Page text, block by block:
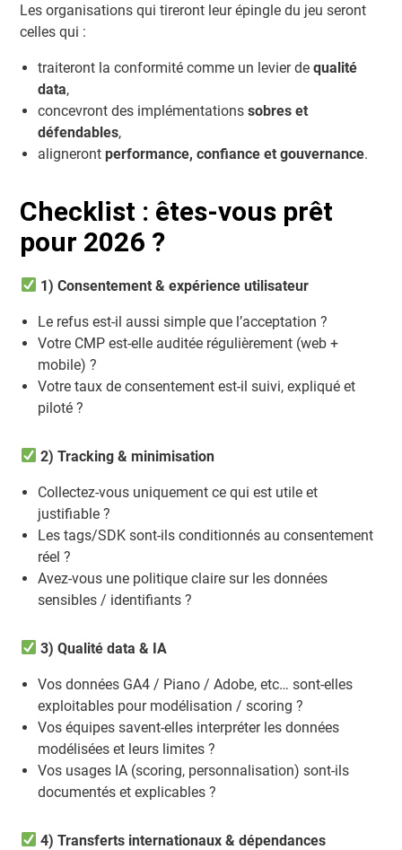
Les organisations qui tireront leur épingle du jeu seront
celles qui :
traiteront la conformité comme un levier dequalité
data,
concevront des implémentationssobres et
défendables,
alignerontperformance, confiance et gouvernance.
Checklist : êtes-vous prêt
pour 2026 ?
1) Consentement & expérience utilisateur
Le refus est-il aussi simple que l’acceptation ?
Votre CMP est-elle auditée régulièrement (web +
mobile) ?
Votre taux de consentement est-il suivi, expliqué et
piloté ?
2) Tracking & minimisation
Collectez-vous uniquement ce qui est utile et
justifiable ?
Les tags/SDK sont-ils conditionnés au consentement
réel ?
Avez-vous une politique claire sur les données
sensibles / identifiants ?
3) Qualité data & IA
Vos données GA4 / Piano / Adobe, etc… sont-elles
exploitables pour modélisation / scoring ?
Vos équipes savent-elles interpréter les données
modélisées et leurs limites ?
Vos usages IA (scoring, personnalisation) sont-ils
documentés et explicables ?
4) Transferts internationaux & dépendances